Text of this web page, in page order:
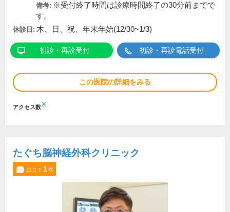
備考: ※受付終了時間は診療時間終了の30分前までで
す。
休診日: 木、日、祝、年末年始(12/30~1/3)
初診・再診受付 初診・再診電話受付
この医院の詳細をみる
アクセス数※
たぐち脳神経外科クリニック
口コミ 1件